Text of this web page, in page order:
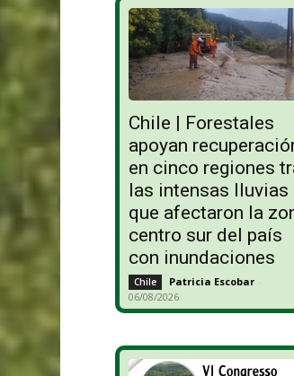
Chile | Forestales
apoyan
en cinco regiones
las intensas lluvias
que afectaron la
centro sur del país
con inundaciones
Chile Patricia Escobar -
06/08/2026